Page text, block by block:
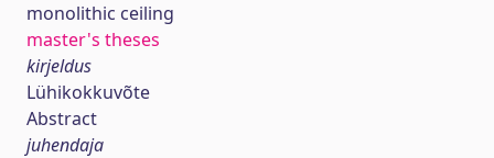
monolithic ceiling
master's theses
kirjeldus
Lühikokkuvõte
Abstract
juhendaja